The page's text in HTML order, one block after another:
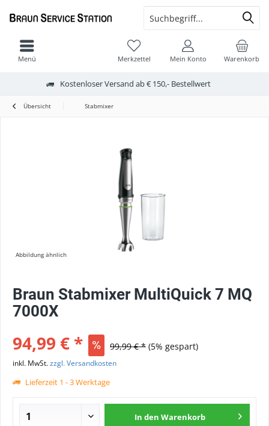
Kostenloser Versand ab € 150,- Bestellwert
Warenkorb
Merkzettel Mein Konto
Menü
Übersicht Stabmixer
Abbildung ähnlich
Braun Stabmixer MultiQuick 7 MQ
7000X
94,99 € * 99,99 € * (5% gespart)
inkl. MwSt.zzgl. Versandkosten
Lieferzeit 1 - 3 Werktage
In den Warenkorb